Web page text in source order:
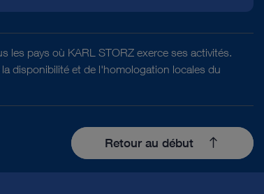
pays où KARL STORZ exerce ses activités.
disponibilité et de l'homologation locales du
Retour au début